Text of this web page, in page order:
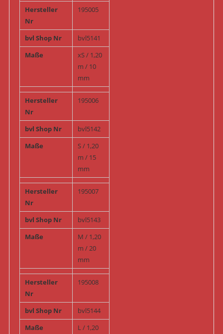
Hersteller
Nr
195005
bvl Shop Nr
bvl5141
Maße
xS / 1,20
m / 10
mm
Hersteller
Nr
195006
bvl Shop Nr
bvl5142
Maße
S / 1,20
m / 15
mm
Hersteller
Nr
195007
bvl Shop Nr
bvl5143
Maße
M / 1,20
m / 20
mm
Hersteller
Nr
195008
bvl Shop Nr
bvl5144
Maße
L / 1,20